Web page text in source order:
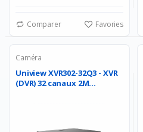
Comparer Favories
Caméra
Uniview XVR302-32Q3 - XVR
(DVR) 32 canaux 2M...